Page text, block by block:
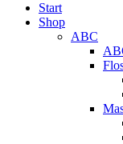
Start
Shop
ABC